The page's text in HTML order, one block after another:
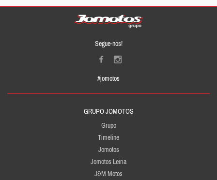
Segue-nos!
#jomotos
GRUPO JOMOTOS
Grupo
Timeline
Jomotos
Jomotos Leiria
J&M Motos